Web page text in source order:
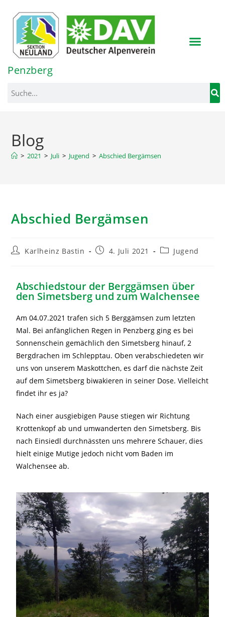
springen
Penzberg
Blog
> 2021 > Juli > Jugend > Abschied Bergämsen
Abschied Bergämsen
Karlheinz Bastin 4. Juli 2021 Jugend
Abschiedstour der Berggämsen über
den Simetsberg und zum Walchensee
Am 04.07.2021 trafen sich 5 Berggämsen zum letzten
Mal. Bei anfänglichen Regen in Penzberg ging es bei
Sonnenschein gemächlich den Simetsberg hinauf, 2
Bergdrachen im Schlepptau. Oben verabschiedeten wir
uns von unserem Maskottchen, es darf die nächste Zeit
auf dem Simetsberg biwakieren in seiner Dose. Vielleicht
findet ihr es ja?
Nach einer ausgiebigen Pause stiegen wir Richtung
Krottenkopf ab und umwanderten den Simetsberg. Bis
nach Einsiedl durchnässten uns mehrere Schauer, dies
hielt einige Mutige jedoch nicht vom Baden im
Walchensee ab.